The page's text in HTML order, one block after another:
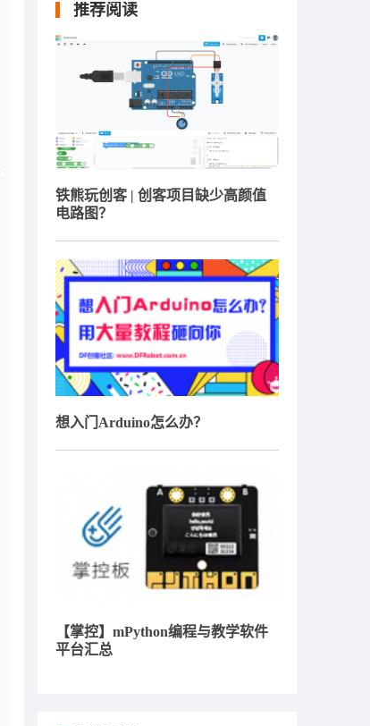
推荐阅读
铁熊玩创客 | 创客项目缺少高颜值
电路图？
想入门Arduino怎么办？
【掌控】mPython编程与教学软件
平台汇总